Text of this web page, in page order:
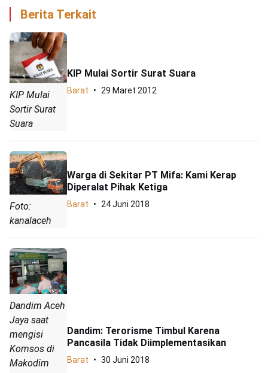
Berita Terkait
KIP Mulai
Sortir Surat
Suara
KIP Mulai Sortir Surat Suara
Barat 29 Maret 2012
Foto:
kanalaceh
Warga di Sekitar PT Mifa: Kami Kerap
Diperalat Pihak Ketiga
Barat 24 Juni 2018
Dandim Aceh
Jaya saat
mengisi
Komsos di
Makodim
Dandim: Terorisme Timbul Karena
Pancasila Tidak Diimplementasikan
Barat 30 Juni 2018